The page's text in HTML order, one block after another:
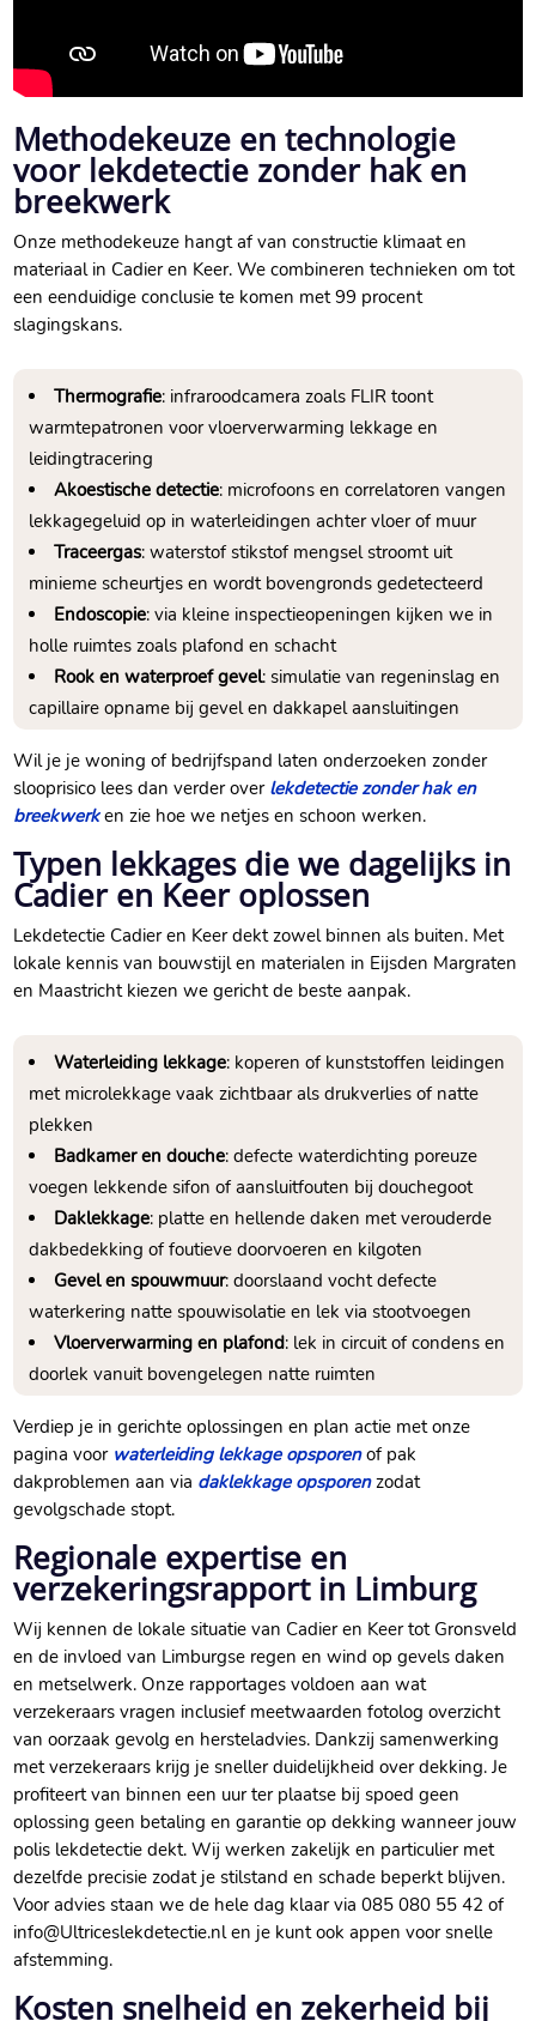
Methodekeuze en technologie
voor lekdetectie zonder hak en
breekwerk
Onze methodekeuze hangt af van constructie klimaat en
materiaal in Cadier en Keer.​ We combineren technieken om tot
een eenduidige conclusie te komen met 99 procent
slagingskans.​
Thermografie: infraroodcamera zoals FLIR toont
warmtepatronen voor vloerverwarming lekkage en
leidingtracering
Akoestische detectie: microfoons en correlatoren vangen
lekkagegeluid op in waterleidingen achter vloer of muur
Traceergas: waterstof stikstof mengsel stroomt uit
minieme scheurtjes en wordt bovengronds gedetecteerd
Endoscopie: via kleine inspectieopeningen kijken we in
holle ruimtes zoals plafond en schacht
Rook en waterproef gevel: simulatie van regeninslag en
capillaire opname bij gevel en dakkapel aansluitingen
Wil je je woning of bedrijfspand laten onderzoeken zonder
slooprisico lees dan verder over lekdetectie zonder hak en
breekwerken zie hoe we netjes en schoon werken.​
Typen lekkages die we dagelijks in
Cadier en Keer oplossen
Lekdetectie Cadier en Keer dekt zowel binnen als buiten.​ Met
lokale kennis van bouwstijl en materialen in Eijsden Margraten
en Maastricht kiezen we gericht de beste aanpak.​
Waterleiding lekkage: koperen of kunststoffen leidingen
met microlekkage vaak zichtbaar als drukverlies of natte
plekken
Badkamer en douche: defecte waterdichting poreuze
voegen lekkende sifon of aansluitfouten bij douchegoot
Daklekkage: platte en hellende daken met verouderde
dakbedekking of foutieve doorvoeren en kilgoten
Gevel en spouwmuur: doorslaand vocht defecte
waterkering natte spouwisolatie en lek via stootvoegen
Vloerverwarming en plafond: lek in circuit of condens en
doorlek vanuit bovengelegen natte ruimten
Verdiep je in gerichte oplossingen en plan actie met onze
pagina voor waterleiding lekkage opsporenof pak
dakproblemen aan via daklekkage opsporenzodat
gevolgschade stopt.​
Regionale expertise en
verzekeringsrapport in Limburg
Wij kennen de lokale situatie van Cadier en Keer tot Gronsveld
en de invloed van Limburgse regen en wind op gevels daken
en metselwerk.​ Onze rapportages voldoen aan wat
verzekeraars vragen inclusief meetwaarden fotolog overzicht
van oorzaak gevolg en hersteladvies.​ Dankzij samenwerking
met verzekeraars krijg je sneller duidelijkheid over dekking.​ Je
profiteert van binnen een uur ter plaatse bij spoed geen
oplossing geen betaling en garantie op dekking wanneer jouw
polis lekdetectie dekt.​ Wij werken zakelijk en particulier met
dezelfde precisie zodat je stilstand en schade beperkt blijven.​
Voor advies staan we de hele dag klaar via 085 080 55 42 of
info@Ultriceslekdetectie.​nl en je kunt ook appen voor snelle
afstemming.​
Kosten snelheid en zekerheid bij